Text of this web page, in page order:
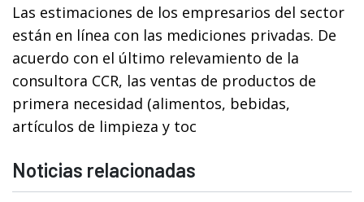
Las estimaciones de los empresarios del sector
están en línea con las mediciones privadas. De
acuerdo con el último relevamiento de la
consultora CCR, las ventas de productos de
primera necesidad (alimentos, bebidas,
artículos de limpieza y toc
Noticias relacionadas